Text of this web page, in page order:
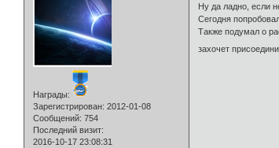
Награды:
Зарегистрирован: 2012-01-08
Сообщений: 754
Последний визит:
2016-10-17 23:08:31
Ну да ладно, если
Сегодня
Также подумал о
захочет